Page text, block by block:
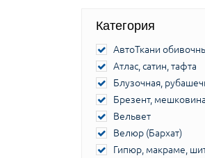
Категория
АвтоТкани
Атлас, сатин, тафта
Блузочная,
Брезент, мешковина
Вельвет
Велюр (Бархат)
Гипюр, макраме,